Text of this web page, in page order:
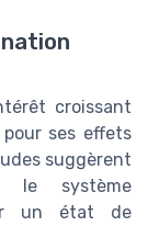
croissant
ses effets
suggèrent
le système
un état de